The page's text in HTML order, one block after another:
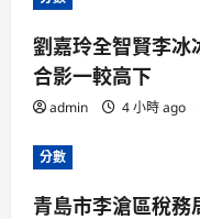
劉嘉玲全智賢李冰
合影一較高下
admin 4 小時 ago
分數
青島市李滄區稅務